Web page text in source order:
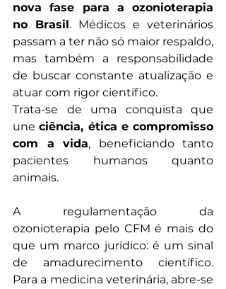
nova fase para a ozonioterapia
no Brasil. Médicos e veterinários
passam a ter não só maior respaldo,
mas também a responsabilidade
de buscar constante atualização e
atuar com rigor científico.
Trata-se de uma conquista que
une ciência, ética e compromisso
com a vida, beneficiando tanto
pacientes humanos quanto
animais.
A regulamentação da
ozonioterapia pelo CFM é mais do
que um marco jurídico: é um sinal
de amadurecimento científico.
Para a medicina veterinária, abre-se